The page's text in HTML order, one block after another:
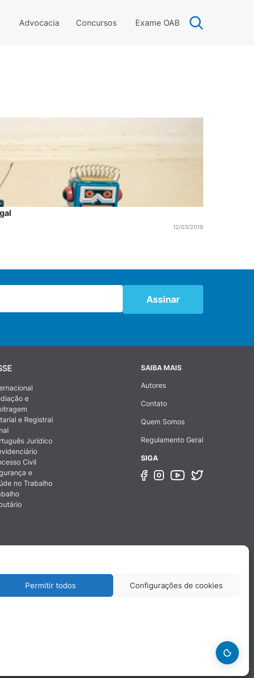
Permitir todos Configurações de cookies
Advocacia Concursos Exame OAB
12/03/2019
e
e Registral
Jurídico
Civil
e
no Trabalho
SAIBA MAIS
Autores
Contato
Quem Somos
Regulamento Geral
SIGA